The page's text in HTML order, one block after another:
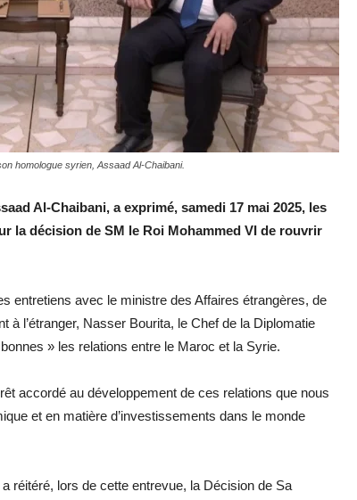
homologue syrien, Assaad Al-Chaibani.
Al-Chaibani, a exprimé, samedi 17 mai 2025, les
la décision de SM le Roi Mohammed VI de rouvrir
entretiens avec le ministre des Affaires étrangères, de
à l’étranger, Nasser Bourita, le Chef de la Diplomatie
» les relations entre le Maroc et la Syrie.
accordé au développement de ces relations que nous
et en matière d’investissements dans le monde
réitéré, lors de cette entrevue, la Décision de Sa